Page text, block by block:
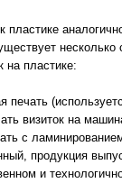
пластике
несколько
на пластике:
печать
визиток на
с
продукция
и